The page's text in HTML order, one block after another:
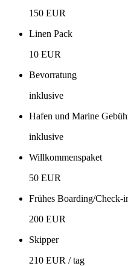
150 EUR
Linen Pack
10 EUR
Bevorratung
inklusive
Hafen und Marine
inklusive
Willkommenspaket
50 EUR
Frühes Boarding/Check-
200 EUR
Skipper
210 EUR / tag